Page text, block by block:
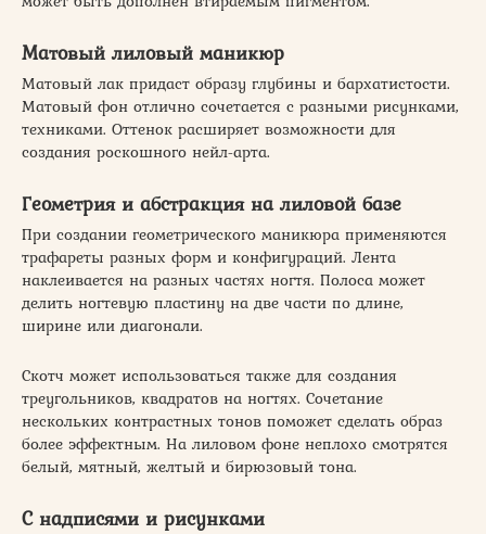
Матовый лиловый маникюр
Матовый лак придаст образу глубины и бархатистости.
Матовый фон отлично сочетается с разными рисунками,
техниками. Оттенок расширяет возможности для
создания роскошного нейл-арта.
Геометрия и абстракция на лиловой базе
При создании геометрического маникюра применяются
трафареты разных форм и конфигураций. Лента
наклеивается на разных частях ногтя. Полоса может
делить ногтевую пластину на две части по длине,
ширине или диагонали.
Скотч может использоваться также для создания
треугольников, квадратов на ногтях. Сочетание
нескольких контрастных тонов поможет сделать образ
более эффектным. На лиловом фоне неплохо смотрятся
белый, мятный, желтый и бирюзовый тона.
С надписями и рисунками